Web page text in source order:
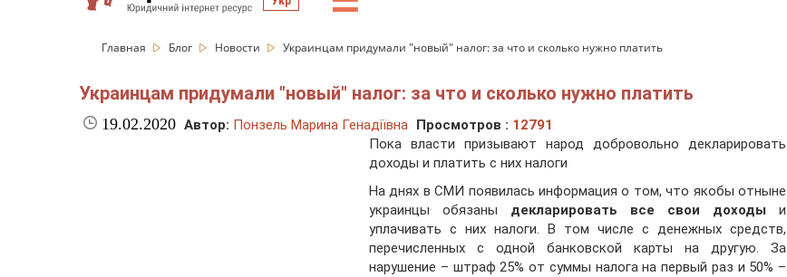
Главная Блог Новости Украинцам придумали "новый" налог: за что и сколько нужно платить
Украинцам придумали "новый" налог: за что и сколько нужно платить
19.02.2020 Автор: Понзель Марина Генадіївна Просмотров : 12791
Пока власти призывают народ добровольно декларировать
доходы и платить с них налоги
На днях в СМИ появилась информация о том, что якобы отныне
украинцы обязаны декларировать все свои доходы и
уплачивать с них налоги. В том числе с денежных средств,
перечисленных с одной банковской карты на другую. За
нарушение – штраф 25% от суммы налога на первый раз и 50% –